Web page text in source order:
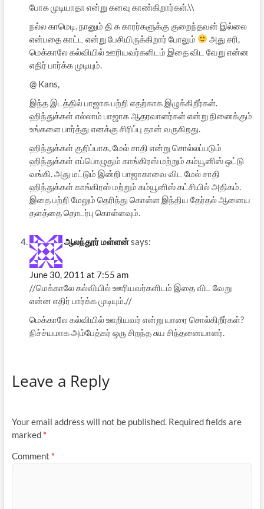
போக முடியாதா என்று கனவு காண்கிறார்கள்.\\
நல்ல காமெடி. நானும் தி க காரர்களுக்கு குறைந்தவன் இல்லை
என்பதை காட்ட என்று பேசியிருக்கிறார் போலும்
அது சரி,
மெக்காலே கல்வியில் ஊரியவர்களிடம் இதை விட வேறு என்ன
எதிர் பார்க்க முடியும்.
@ Kans,
இந்த இடத்தில் பாஜாக பற்றி எதற்காக இழுக்கிறீர்கள்.
ஹிந்துக்கள் எல்லாம் பாஜாக ஆதரவாளர்கள் என்று நினைக்கும்
உங்களை பார்த்து எனக்கு சிரிப்பு தான் வருகிறது.
ஹிந்துக்கள் குறிப்பாக, மேல் சாதி என்று சொல்லப்படும்
ஹிந்துக்கள் எப்பொழுதும் காங்கிரஸ் மற்றும் கம்யூனிஸ் ஒட்டு
வங்கி. அது மட்டும் இன்றி பாஜாகாவை விட மேல் சாதி
ஹிந்துக்கள் காங்கிரஸ் மற்றும் கம்யூனிஸ் கட்சியில் அதிகம்.
இதை பற்றி மேலும் தெரிந்து கொள்ள இந்திய தேர்தல் ஆனைய
தளத்தை தொடர்பு கொள்ளவும்.
ஆலந்தூர் மள்ளன்says:
June 30, 2011 at 7:55 am
//மெக்காலே கல்வியில் ஊரியவர்களிடம் இதை விட வேறு
என்ன எதிர் பார்க்க முடியும்.//
மெக்காலே கல்வியில் ஊறியவர் என்று யாரை சொல்கிறீர்கள்?
நிச்ச்யமாக அம்பேத்கர் ஒரு சிறந்த சுய சிந்தனையாளர்.
Leave a Reply
Your email address will not be published. Required fields are
marked *
Comment *